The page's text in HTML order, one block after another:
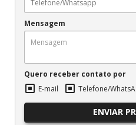
Mensagem
Quero receber contato por
E-mail
Telefone/
ENVIAR